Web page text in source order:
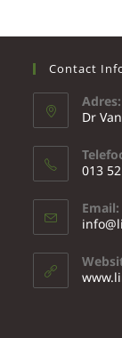
Contact
Adres:
Dr
013
Email: